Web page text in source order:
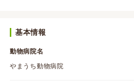
基本情報
動物病院名
やまうち動物病院